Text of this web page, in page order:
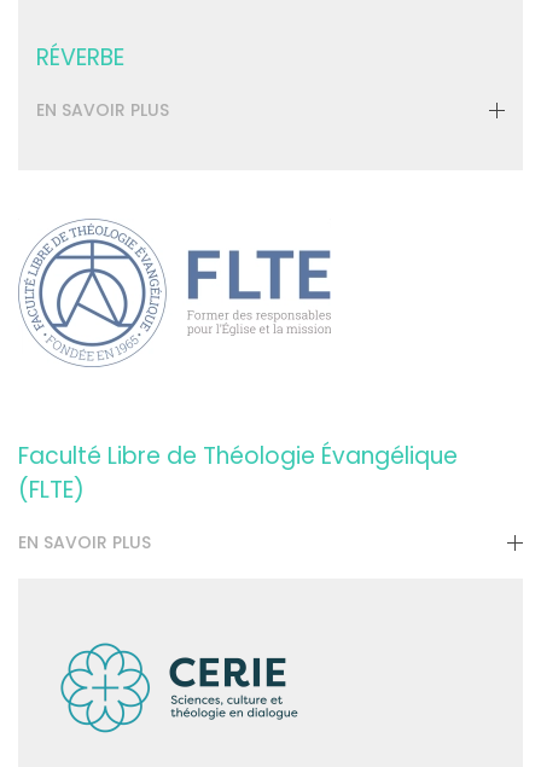
RÉVERBE
EN SAVOIR PLUS
Faculté Libre de Théologie Évangélique
(FLTE)
EN SAVOIR PLUS